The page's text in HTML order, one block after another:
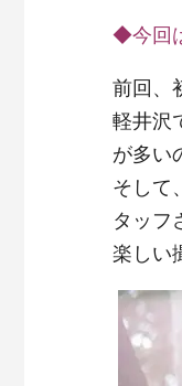
◆今回
前回、
軽井沢
が多い
そして
タッフ
楽しい